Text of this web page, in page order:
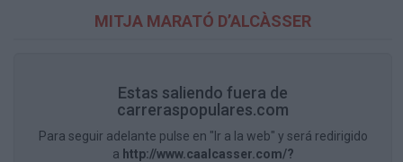
MITJA MARATÓ D’ALCÀSSER
Estas saliendo fuera de
carreraspopulares.com
Para seguir adelante pulse en "Ir a la web" y será redirigido
a http://www.caalcasser.com/?